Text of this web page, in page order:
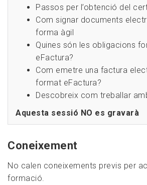
Passos per l’obtenció del
Com signar documents
forma àgil
Quines són les obligacions
eFactura?
Com emetre una factura
format eFactura?
Descobreix com treballar
Aquesta sessió NO es gravarà
Coneixement
No calen coneixements previs per
formació.